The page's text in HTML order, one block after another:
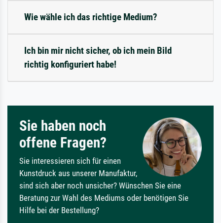
Wie wähle ich das richtige Medium?
Ich bin mir nicht sicher, ob ich mein Bild
richtig konfiguriert habe!
Sie haben noch
offene Fragen?
Sie interessieren sich für einen
Kunstdruck aus unserer Manufaktur,
sind sich aber noch unsicher? Wünschen Sie eine
Beratung zur Wahl des Mediums oder benötigen Sie
Hilfe bei der Bestellung?